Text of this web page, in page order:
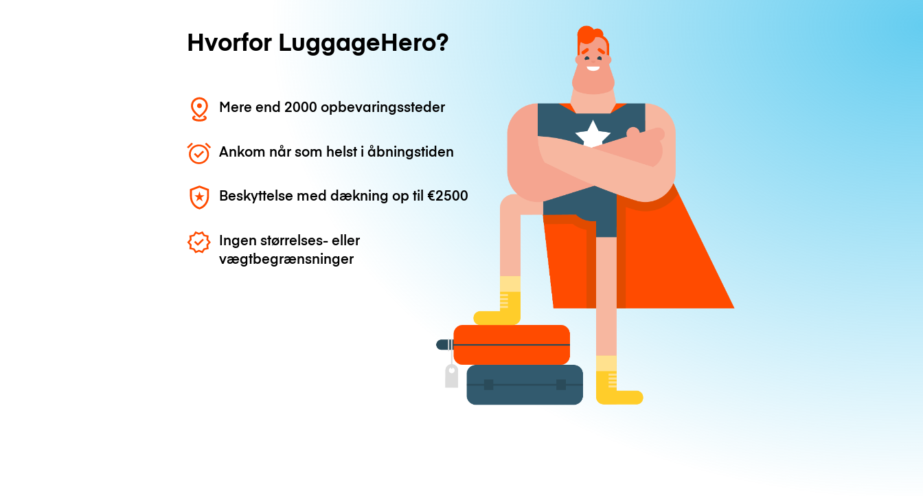
Hvorfor LuggageHero?
Mere end 2000 opbevaringssteder
Ankom når som helst i åbningstiden
Beskyttelse med dækning op til €2500
Ingen størrelses- eller
vægtbegrænsninger